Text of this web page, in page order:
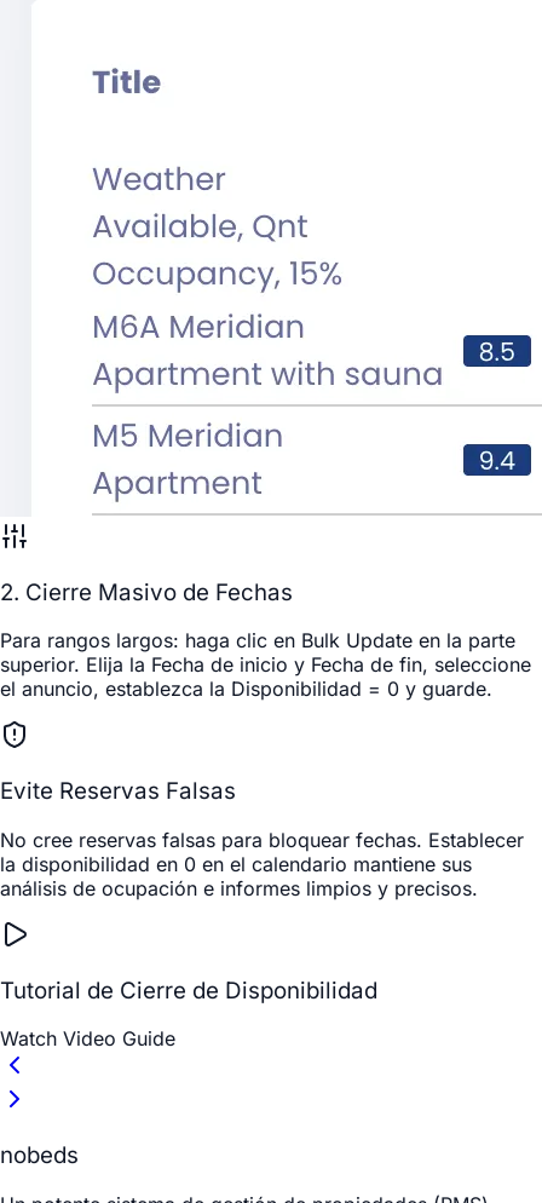
2. Cierre Masivo de Fechas
Para rangos largos: haga clic en Bulk Update en la parte
superior. Elija la Fecha de inicio y Fecha de fin, seleccione
el anuncio, establezca la Disponibilidad = 0 y guarde.
Evite Reservas Falsas
No cree reservas falsas para bloquear fechas. Establecer
la disponibilidad en 0 en el calendario mantiene sus
análisis de ocupación e informes limpios y precisos.
Tutorial de Cierre de Disponibilidad
Watch Video Guide
nobeds